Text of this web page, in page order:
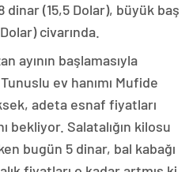
dinar (15,5 Dolar), büyük baş
civarında.
ayının başlamasıyla
ev hanımı Mufide
adeta esnaf fiyatları
bekliyor. Salatalığın kilosu
bugün 5 dinar, bal kabağı